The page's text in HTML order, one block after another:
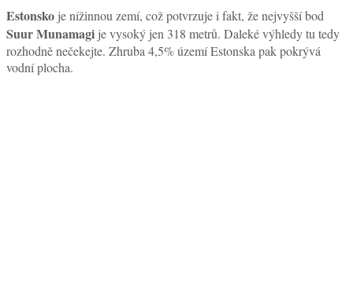
Estonsko je nížinnou zemí, což potvrzuje i fakt, že nejvyšší bod
Suur Munamagi je vysoký jen 318 metrů. Daleké výhledy tu tedy
rozhodně nečekejte. Zhruba 4,5% území Estonska pak pokrývá
vodní plocha.